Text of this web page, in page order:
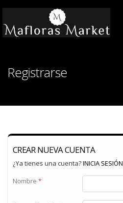
Registrarse
CREAR NUEVA CUENTA
¿Ya tienes una cuenta?INICIA SESIÓN
Nombre *